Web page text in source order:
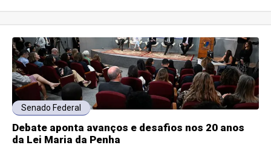
Senado Federal
Debate aponta avanços e desafios nos 20 anos
da Lei Maria da Penha